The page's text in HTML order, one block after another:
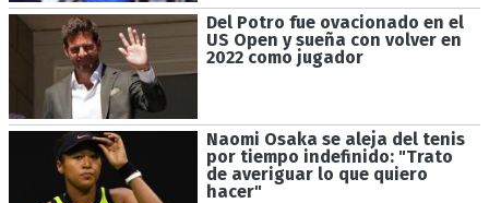
Del Potro fue ovacionado en el
US Open y sueña con volver en
2022 como jugador
Naomi Osaka se aleja del tenis
por tiempo indefinido: "Trato
de averiguar lo que quiero
hacer"